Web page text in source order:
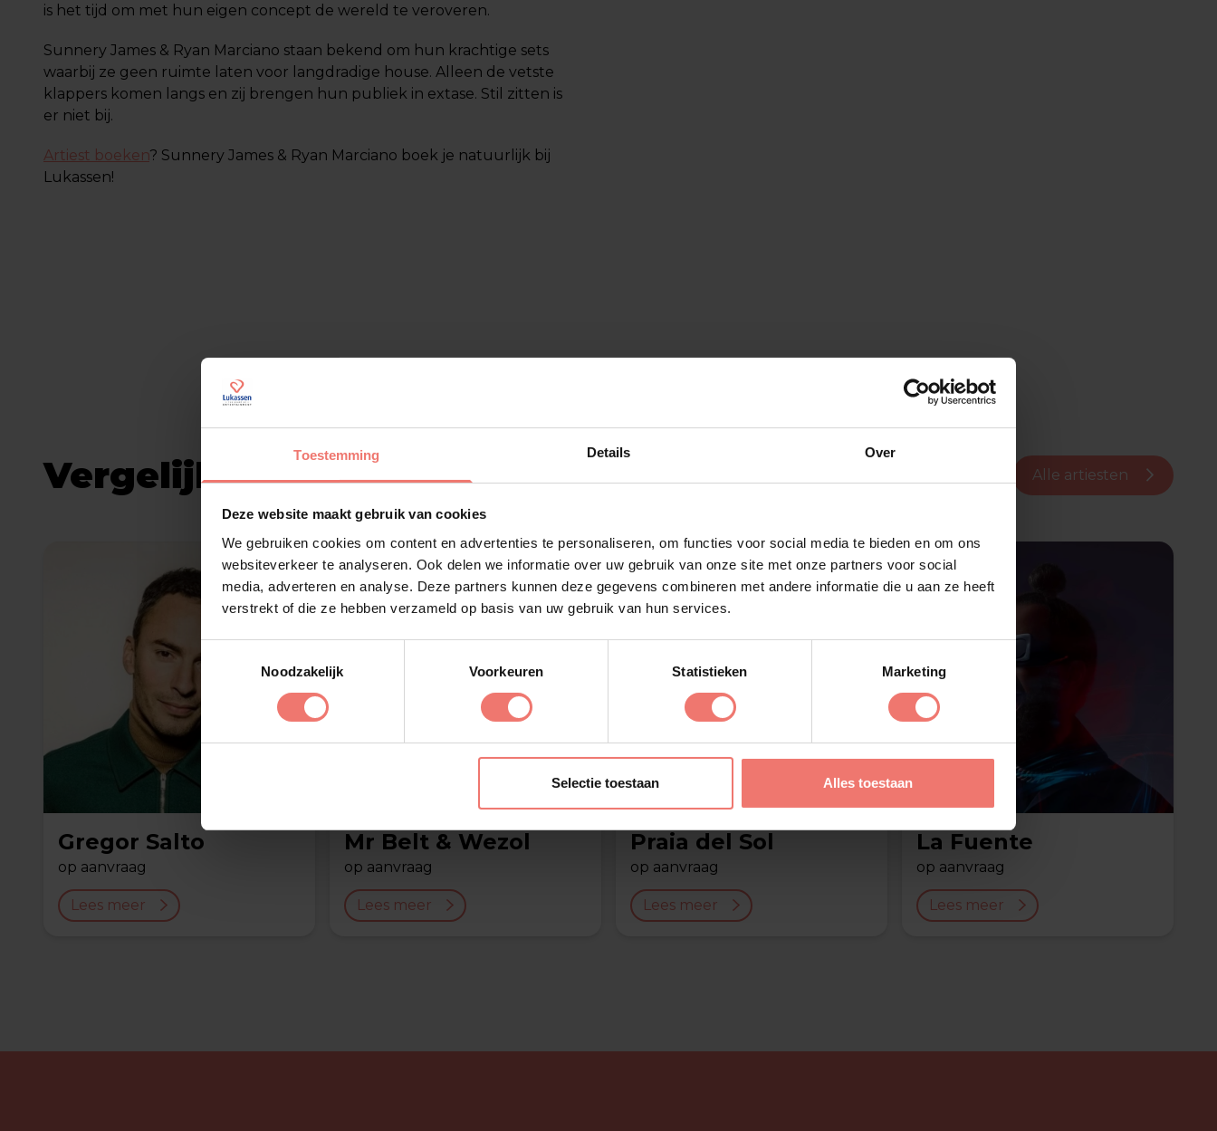
Toestemming Details Over
Deze website maakt gebruik van cookies
We gebruiken cookies om content en advertenties te personaliseren, om functies voor social media te bieden en om ons
websiteverkeer te analyseren. Ook delen we informatie over uw gebruik van onze site met onze partners voor social
media, adverteren en analyse. Deze partners kunnen deze gegevens combineren met andere informatie die u aan ze heeft
verstrekt of die ze hebben verzameld op basis van uw gebruik van hun services.
Noodzakelijk
Voorkeuren Statistieken Marketing
Selectie toestaan Alles toestaan
is het tijd om met hun eigen concept de wereld te veroveren.
Sunnery James & Ryan Marciano staan bekend om hun krachtige sets
waarbij ze geen ruimte laten voor langdradige house. Alleen de vetste
klappers komen langs en zij brengen hun publiek in extase. Stil zitten is
er niet bij.
Artiest boeken? Sunnery James & Ryan Marciano boek je natuurlijk bij
Lukassen!
Vergelijkbare artiesten Alle artiesten
Gregor Salto
op aanvraag
Lees meer
Mr Belt & Wezol
op aanvraag
Lees meer
Praia del Sol
op aanvraag
Lees meer
La Fuente
op aanvraag
Lees meer